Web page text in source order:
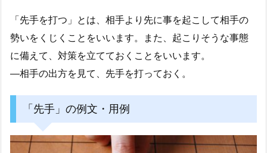
「先手を打つ」とは、相手より先に事を起こして相手の
勢いをくじくことをいいます。また、起こりそうな事態
に備えて、対策を立てておくことをいいます。
―相手の出方を見て、先手を打っておく。
「先手」の例文・用例